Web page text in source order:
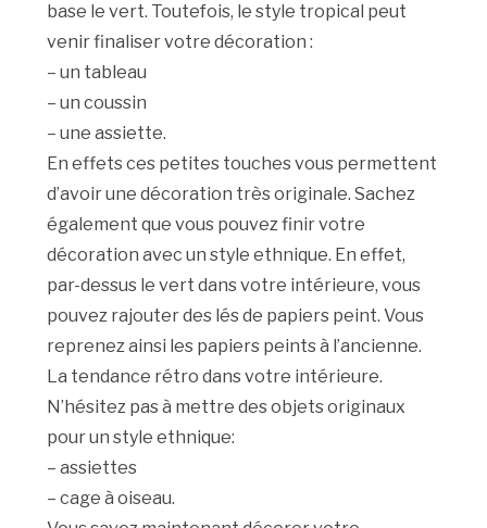
base le vert. Toutefois, le style tropical peut
venir finaliser votre décoration :
– un tableau
– un coussin
– une assiette.
En effets ces petites touches vous permettent
d’avoir une décoration très originale. Sachez
également que vous pouvez finir votre
décoration avec un style ethnique. En effet,
par-dessus le vert dans votre intérieure, vous
pouvez rajouter des lés de papiers peint. Vous
reprenez ainsi les papiers peints à l’ancienne.
La tendance rétro dans votre intérieure.
N’hésitez pas à mettre des objets originaux
pour un style ethnique:
– assiettes
– cage à oiseau.